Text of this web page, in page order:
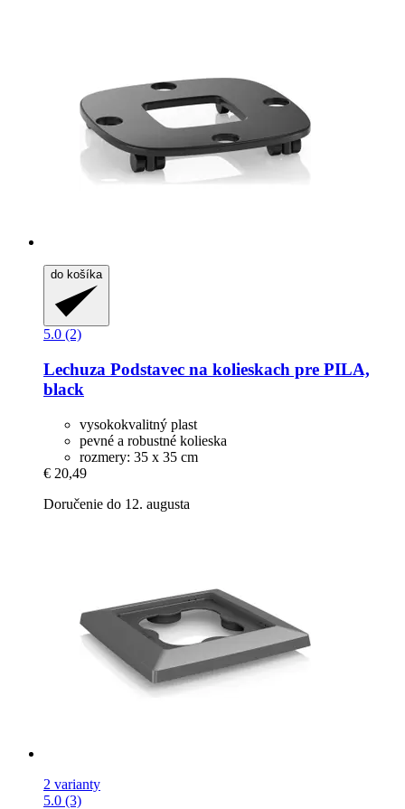
do košíka
5.0 (2)
Lechuza Podstavec na kolieskach pre PILA,
black
vysokokvalitný plast
pevné a robustné kolieska
rozmery: 35 x 35 cm
€ 20,49
Doručenie do 12. augusta
2 varianty
5.0 (3)